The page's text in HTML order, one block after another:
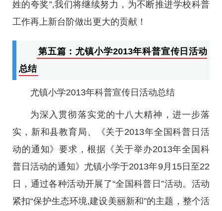
姓的夸奖”,我们将继续努力，为不断推进学校科普
工作再上新台阶做出更大的贡献！
第五篇：尤镇小学2013年科普宣传日活动
总结
尤镇小学2013年科普宣传日活动总结
为深入贯彻落实党的十八大精神，进一步落
实，新和县教育局、《关于2013年全国科普日活
动的通知》要求，根据《关于举办2013年全国科
普日活动的通知》尤镇小学于2013年9月15日至22
日，通过各种活动开展了“全国科普日”活动。活动
紧扣“保护生态环境,建设美丽新和”的主题，整个活